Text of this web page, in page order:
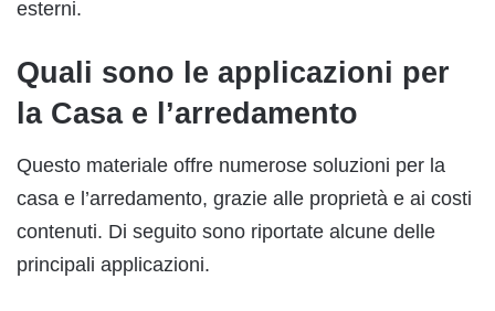
esterni.
Quali sono le applicazioni per
la Casa e l’arredamento
Questo materiale offre numerose soluzioni per la
casa e l’arredamento, grazie alle proprietà e ai costi
contenuti. Di seguito sono riportate alcune delle
principali applicazioni.